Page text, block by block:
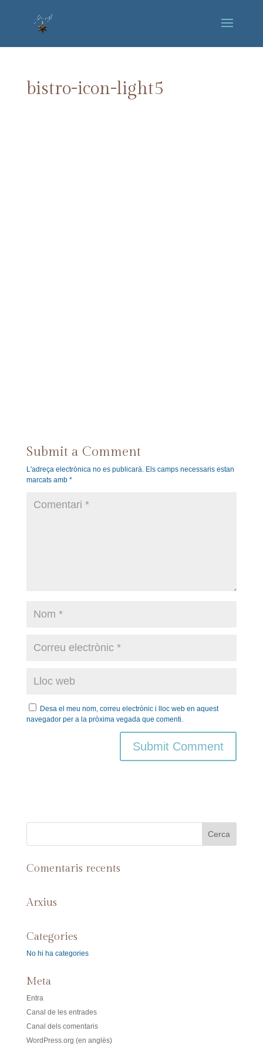
bistro-icon-light5
Submit a Comment
L'adreça electrònica no es publicarà. Els camps necessaris estan
marcats amb *
Desa el meu nom, correu electrònic i lloc web en aquest
navegador per a la pròxima vegada que comenti.
Comentaris recents
Arxius
Categories
No hi ha categories
Meta
Entra
Canal de les entrades
Canal dels comentaris
WordPress.org (en anglès)